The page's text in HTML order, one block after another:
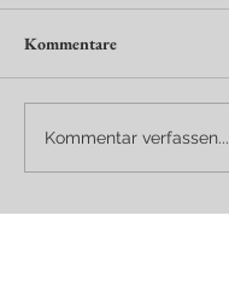
Kommentare
Kommentar verfassen...